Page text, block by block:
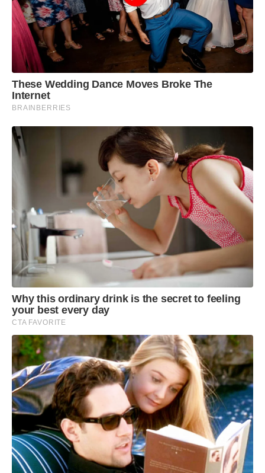
These Wedding Dance Moves Broke The
Internet
BRAINBERRIES
Why this ordinary drink is the secret to feeling
your best every day
CTA FAVORITE